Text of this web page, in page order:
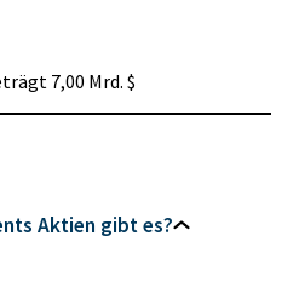
7,00 Mrd. $
Aktien gibt es?